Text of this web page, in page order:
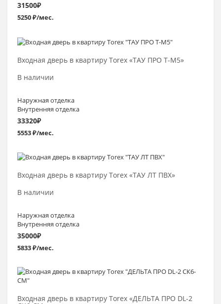
31500₽
5250 ₽/мес.
Входная дверь в квартиру Torex «ТАУ ПРО Т-М5»
В наличии
Наружная отделка
Внутренняя отделка
33320₽
5553 ₽/мес.
Выбрать >
Входная дверь в квартиру Torex «ТАУ ЛТ ПВХ»
В наличии
Наружная отделка
Внутренняя отделка
35000₽
5833 ₽/мес.
Выбрать >
Входная дверь в квартиру Torex «ДЕЛЬТА ПРО DL-2
Выбрать >